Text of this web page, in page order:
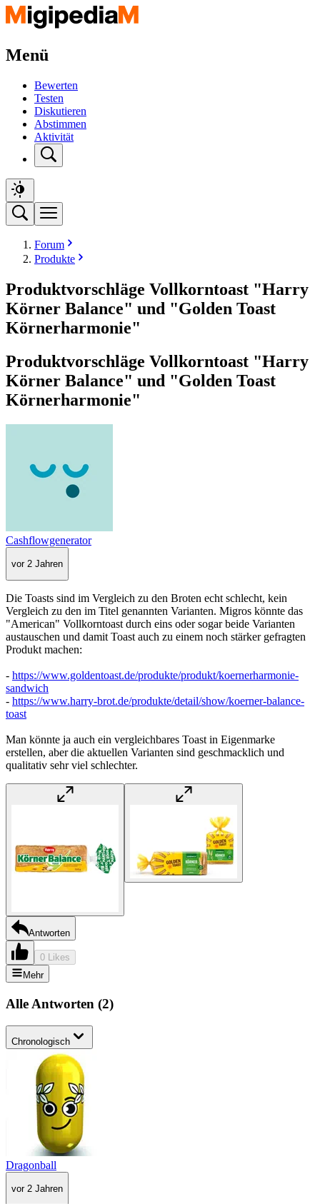
Menü
Bewerten
Testen
Diskutieren
Abstimmen
Aktivität
Forum
Produkte
Produktvorschläge Vollkorntoast "Harry
Körner Balance" und "Golden Toast
Körnerharmonie"
Produktvorschläge Vollkorntoast "Harry
Körner Balance" und "Golden Toast
Körnerharmonie"
Cashflowgenerator
vor 2 Jahren
Die Toasts sind im Vergleich zu den Broten echt schlecht, kein
Vergleich zu den im Titel genannten Varianten. Migros könnte das
"American" Vollkorntoast durch eins oder sogar beide Varianten
austauschen und damit Toast auch zu einem noch stärker gefragten
Produkt machen:
- https://www.goldentoast.de/produkte/produkt/koernerharmonie-
sandwich
- https://www.harry-brot.de/produkte/detail/show/koerner-balance-
toast
Man könnte ja auch ein vergleichbares Toast in Eigenmarke
erstellen, aber die aktuellen Varianten sind geschmacklich und
qualitativ sehr viel schlechter.
Antworten
0 Likes
Mehr
Alle Antworten (2)
Chronologisch
Dragonball
vor 2 Jahren